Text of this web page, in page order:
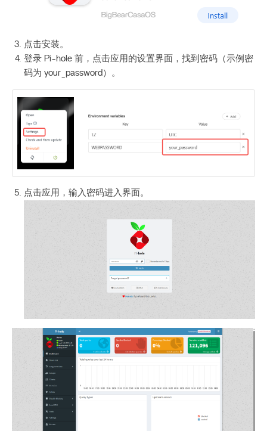
点击安装。
登录 Pi-hole 前，点击应用的设置界面，找到密码（示例密
码为 your_password）。
点击应用，输入密码进入界面。